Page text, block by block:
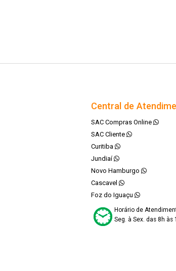
Central de
SAC Compras Online
SAC Cliente
Curitiba
Jundiaí
Novo Hamburgo
Cascavel
Foz do Iguaçu
Horário de
Seg. à Sex. das 8h às